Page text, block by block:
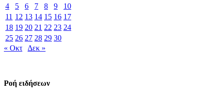
4
5 6 7 8 9
10
11 12 13 14 15 16 17
18 19 20 21 22 23 24
25 26 27 28 29 30
« Οκτ
Δεκ »
Ροή ειδήσεων